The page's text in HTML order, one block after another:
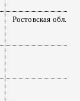
Ростовская обл.